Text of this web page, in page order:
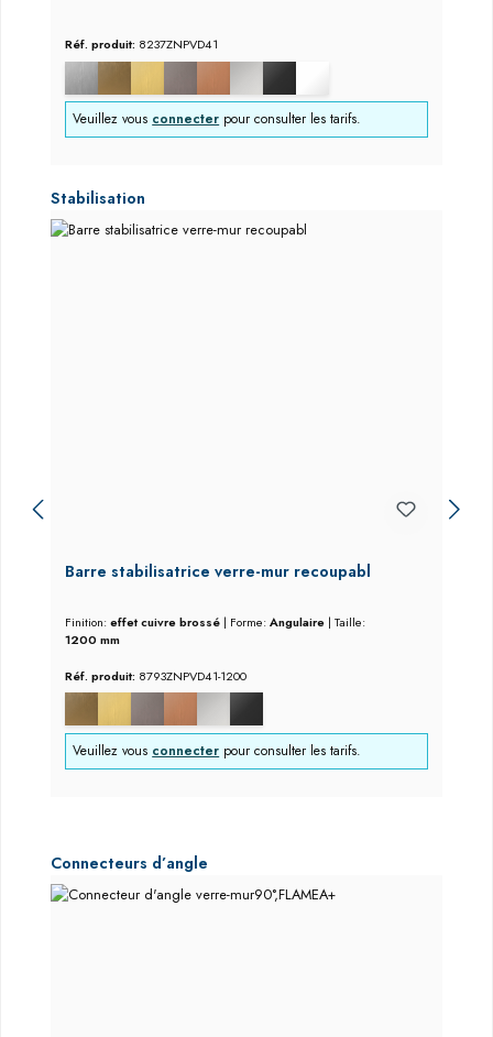
Réf. produit: 8237ZNPVD41
Veuillez vous connecter pour consulter les tarifs.
Ignorer la galerie de produits
Stabilisation
Barre stabilisatrice verre-mur recoupabl
Finition:effet cuivre brossé | Forme:Angulaire | Taille:
1200 mm
Réf. produit: 8793ZNPVD41-1200
Veuillez vous connecter pour consulter les tarifs.
Ignorer la galerie de produits
Connecteurs d’angle